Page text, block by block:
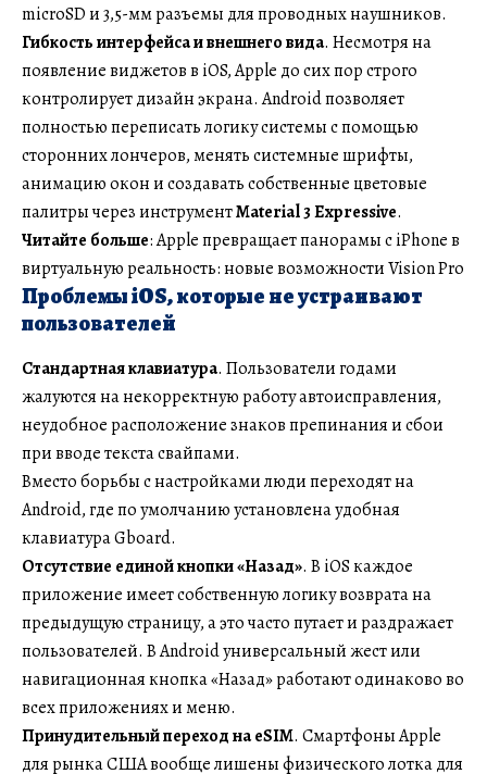
microSD и 3,5-мм разъемы для проводных наушников.
Гибкость интерфейса и внешнего вида. Несмотря на
появление виджетов в iOS, Apple до сих пор строго
контролирует дизайн экрана. Android позволяет
полностью переписать логику системы с помощью
сторонних лончеров, менять системные шрифты,
анимацию окон и создавать собственные цветовые
палитры через инструментMaterial 3 Expressive.
Читайте больше: Apple превращает панорамы с iPhone в
виртуальную реальность: новые возможности Vision Pro
Проблемы iOS, которые не устраивают
пользователей
Стандартная клавиатура. Пользователи годами
жалуются на некорректную работу автоисправления,
неудобное расположение знаков препинания и сбои
при вводе текста свайпами.
Вместо борьбы с настройками люди переходят на
Android, где по умолчанию установлена удобная
клавиатура Gboard.
Отсутствие единой кнопки «Назад». В iOS каждое
приложение имеет собственную логику возврата на
предыдущую страницу, а это часто путает и раздражает
пользователей. В Android универсальный жест или
навигационная кнопка «Назад» работают одинаково во
всех приложениях и меню.
Принудительный переход на eSIM. Смартфоны Apple
для рынка США вообще лишены физического лотка для